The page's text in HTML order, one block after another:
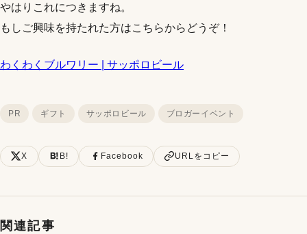
やはりこれにつきますね。
もしご興味を持たれた方はこちらからどうぞ！
わくわくブルワリー | サッポロビール
PR ギフト サッポロビール ブロガーイベント
X B! Facebook URLをコピー
関連記事